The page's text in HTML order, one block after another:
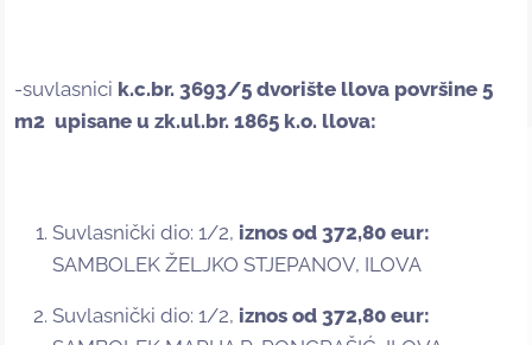
-suvlasnici k.c.br. 3693/5 dvorište llova površine 5
m2 upisane u zk.ul.br. 1865 k.o. llova:
Suvlasnički dio: 1/2, iznos od 372,80 eur:
SAMBOLEK ŽELJKO STJEPANOV, ILOVA
Suvlasnički dio: 1/2, iznos od 372,80 eur: